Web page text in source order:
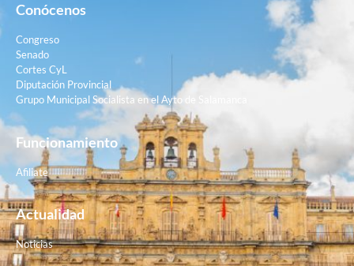
Conócenos
Congreso
Senado
Cortes CyL
Diputación Provincial
Grupo Municipal Socialista en el Ayto de Salamanca
Funcionamiento
Afiliate
Actualidad
Noticias